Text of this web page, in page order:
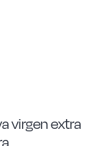
virgen extra